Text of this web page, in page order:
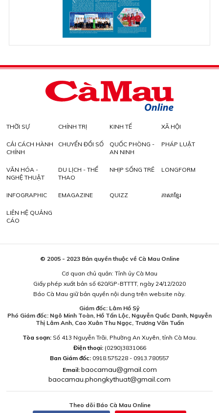
THỜI SỰ CHÍNH TRỊ KINH TẾ XÃ HỘI
CẢI CÁCH HÀNH
CHÍNH
CHUYỂN ĐỔI SỐ
QUỐC PHÒNG -
AN NINH
PHÁP LUẬT
VĂN HÓA -
NGHỆ THUẬT
DU LỊCH - THỂ
THAO
NHỊP SỐNG TRẺ LONGFORM
INFOGRAPHIC EMAGAZINE QUIZZ ភាសាខ្មែរ
LIÊN HỆ QUẢNG
CÁO
© 2005 - 2023 Bản quyền thuộc về Cà Mau Online
Cơ quan chủ quản: Tỉnh ủy Cà Mau
Giấy phép xuất bản số 620/GP-BTTTT, ngày 24/12/2020
Báo Cà Mau giữ bản quyền nội dung trên website này.
Giám đốc: Lâm Hồ Sỹ
Phó Giám đốc: Ngô Minh Toàn, Hồ Tấn Lộc, Nguyễn Quốc Danh, Nguyễn
Thị Lâm Anh, Cao Xuân Thu Ngọc, Trương Văn Tuấn
Tòa soạn:Số 413 Nguyễn Trãi, Phường An Xuyên, tỉnh Cà Mau.
Điện thoại: (0290)3831066
Ban Giám đốc: 0918.575228 - 0913.780557
Email: baocamau@gmail.com
baocamau.phongkythuat@gmail.com
Theo dõi Báo Cà Mau Online